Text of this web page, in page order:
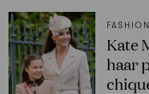
Kate
haar